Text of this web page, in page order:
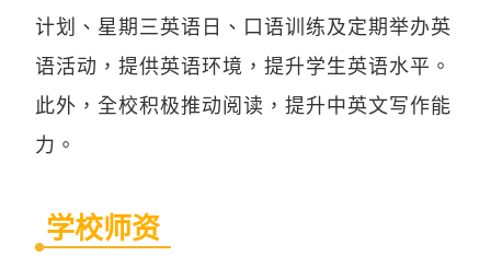
计划、星期三英语日、口语训练及定期举办英
语活动，提供英语环境，提升学生英语水平。
此外，全校积极推动阅读，提升中英文写作能
力。
学校师资